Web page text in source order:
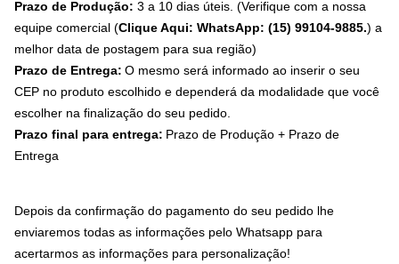
Prazo de Produção: 3 a 10 dias úteis. (Verifique com a nossa
equipe comercial (Clique Aqui: WhatsApp: (15) 99104-9885.) a
melhor data de postagem para sua região)
Prazo de Entrega: O mesmo será informado ao inserir o seu
CEP no produto escolhido e dependerá da modalidade que você
escolher na finalização do seu pedido.
Prazo final para entrega: Prazo de Produção + Prazo de
Entrega
Depois da confirmação do pagamento do seu pedido lhe
enviaremos todas as informações pelo Whatsapp para
acertarmos as informações para personalização!